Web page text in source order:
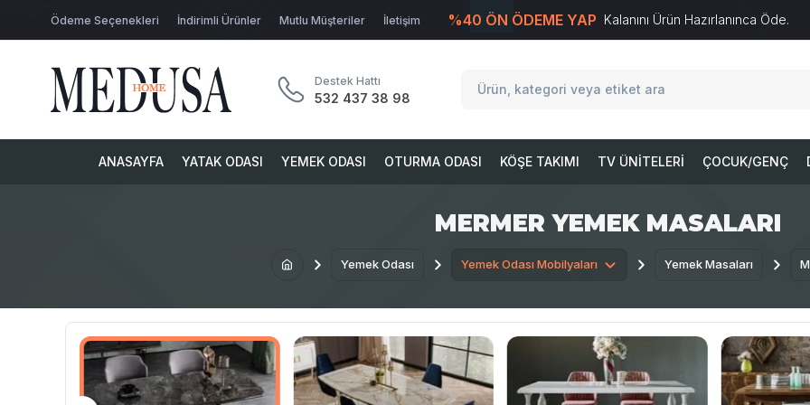
Ödeme Seçenekleri İndirimli Ürünler Mutlu Müşteriler İletişim %40 ÖN ÖDEME YAP Kalanını Ürün Hazırlanınca Öde.
Destek Hattı
532 437 38 98
ANASAYFA YATAK ODASI YEMEK ODASI OTURMA ODASI KÖŞE TAKIMI TV ÜNITELERI ÇOCUK/GENÇ
MERMER YEMEK MASALARI
Yemek Odası Yemek Odası Mobilyaları Yemek Masaları
T-Soft E-TicaretSistemleriyle Hazırlanmıştır.